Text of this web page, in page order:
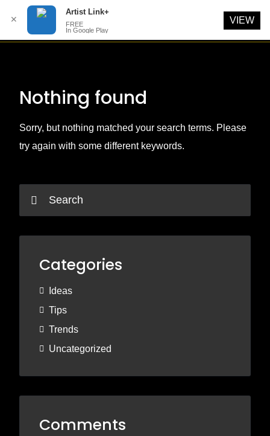
Nothing found
Sorry, but nothing matched your search terms. Please
try again with some different keywords.
Categories
Ideas
Tips
Trends
Uncategorized
Comments
✕
Artist Link+
FREE
In Google Play
VIEW